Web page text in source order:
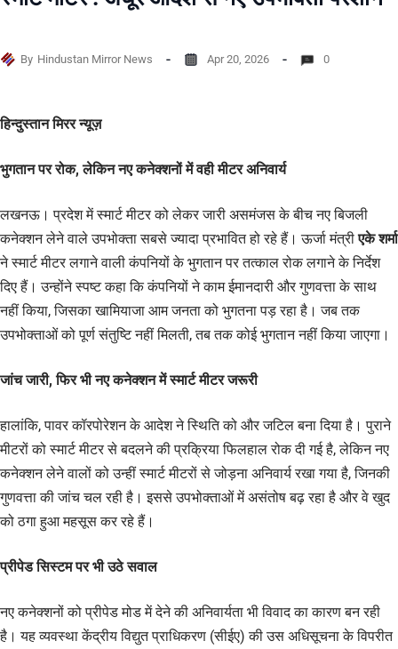
By Hindustan Mirror News Apr 20, 2026 0
हिन्दुस्तान मिरर न्यूज़
भुगतान पर रोक, लेकिन नए कनेक्शनों में वही मीटर अनिवार्य
लखनऊ। प्रदेश में स्मार्ट मीटर को लेकर जारी असमंजस के बीच नए बिजली
कनेक्शन लेने वाले उपभोक्ता सबसे ज्यादा प्रभावित हो रहे हैं। ऊर्जा मंत्रीएके शर्मा
ने स्मार्ट मीटर लगाने वाली कंपनियों के भुगतान पर तत्काल रोक लगाने के निर्देश
दिए हैं। उन्होंने स्पष्ट कहा कि कंपनियों ने काम ईमानदारी और गुणवत्ता के साथ
नहीं किया, जिसका खामियाजा आम जनता को भुगतना पड़ रहा है। जब तक
उपभोक्ताओं को पूर्ण संतुष्टि नहीं मिलती, तब तक कोई भुगतान नहीं किया जाएगा।
जांच जारी, फिर भी नए कनेक्शन में स्मार्ट मीटर जरूरी
हालांकि, पावर कॉरपोरेशन के आदेश ने स्थिति को और जटिल बना दिया है। पुराने
मीटरों को स्मार्ट मीटर से बदलने की प्रक्रिया फिलहाल रोक दी गई है, लेकिन नए
कनेक्शन लेने वालों को उन्हीं स्मार्ट मीटरों से जोड़ना अनिवार्य रखा गया है, जिनकी
गुणवत्ता की जांच चल रही है। इससे उपभोक्ताओं में असंतोष बढ़ रहा है और वे खुद
को ठगा हुआ महसूस कर रहे हैं।
प्रीपेड सिस्टम पर भी उठे सवाल
नए कनेक्शनों को प्रीपेड मोड में देने की अनिवार्यता भी विवाद का कारण बन रही
है। यह व्यवस्था केंद्रीय विद्युत प्राधिकरण (सीईए) की उस अधिसूचना के विपरीत